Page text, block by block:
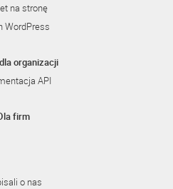
na stronę
WordPress
organizacji
API
firm
o nas